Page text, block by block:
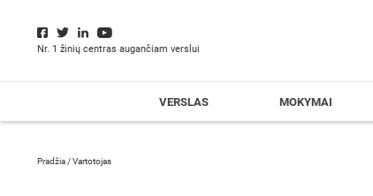
Nr. 1 žinių centras augančiam verslui
VERSLAS MOKYMAI
Pradžia /Vartotojas